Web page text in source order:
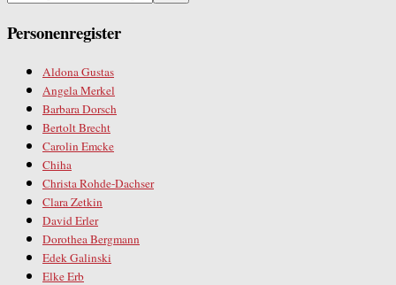
Personenregister
Aldona Gustas
Angela Merkel
Barbara Dorsch
Bertolt Brecht
Carolin Emcke
Chiha
Christa Rohde-Dachser
Clara Zetkin
David Erler
Dorothea Bergmann
Edek Galinski
Elke Erb